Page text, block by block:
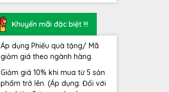
Khuyến mãi đặc biệt !!!
Áp dụng Phiếu quà tặng/ Mã
giảm giá theo ngành hàng.
Giảm giá 10% khi mua từ 5 sản
phẩm trở lên. (Áp dụng: Đối với